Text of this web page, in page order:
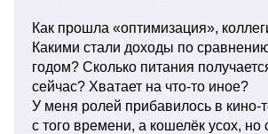
Как прошла «оптимизация»,
Какими стали доходы по
годом? Сколько питания
сейчас? Хватает на что-то иное?
У меня ролей прибавилось в кино-
с того времени, а кошелёк усох, но